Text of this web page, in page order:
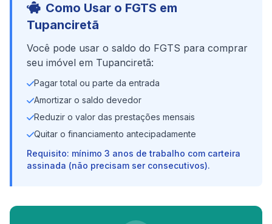
Como Usar o FGTS em
Tupanciretã
Você pode usar o saldo do FGTS para comprar
seu imóvel em Tupanciretã:
Pagar total ou parte da entrada
Amortizar o saldo devedor
Reduzir o valor das prestações mensais
Quitar o financiamento antecipadamente
Requisito: mínimo 3 anos de trabalho com carteira
assinada (não precisam ser consecutivos).